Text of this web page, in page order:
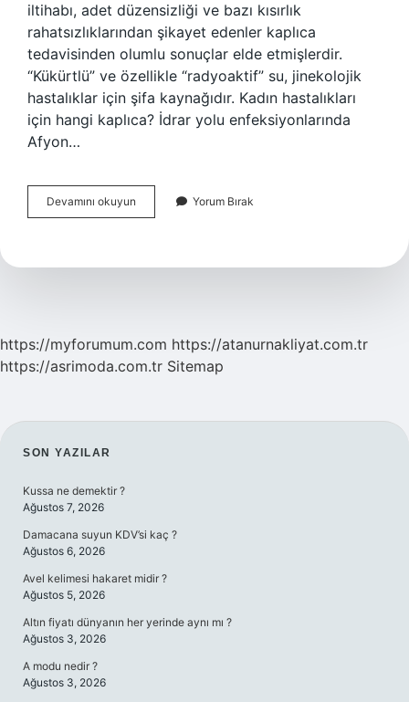
iltihabı, adet düzensizliği ve bazı kısırlık
rahatsızlıklarından şikayet edenler kaplıca
tedavisinden olumlu sonuçlar elde etmişlerdir.
“Kükürtlü” ve özellikle “radyoaktif” su, jinekolojik
hastalıklar için şifa kaynağıdır. Kadın hastalıkları
için hangi kaplıca? İdrar yolu enfeksiyonlarında
Afyon…
Devamını okuyun Kükürtlü
Su
Iyi
Yorum Bırak
https://myforumum.com https://atanurnakliyat.com.tr
https://asrimoda.com.tr Sitemap
SIDEBAR
SON YAZILAR
Kussa ne demektir ?
Ağustos 7, 2026
Damacana suyun KDV’si kaç ?
Ağustos 6, 2026
Avel kelimesi hakaret midir ?
Ağustos 5, 2026
Altın fiyatı dünyanın her yerinde aynı mı ?
Ağustos 3, 2026
A modu nedir ?
Ağustos 3, 2026